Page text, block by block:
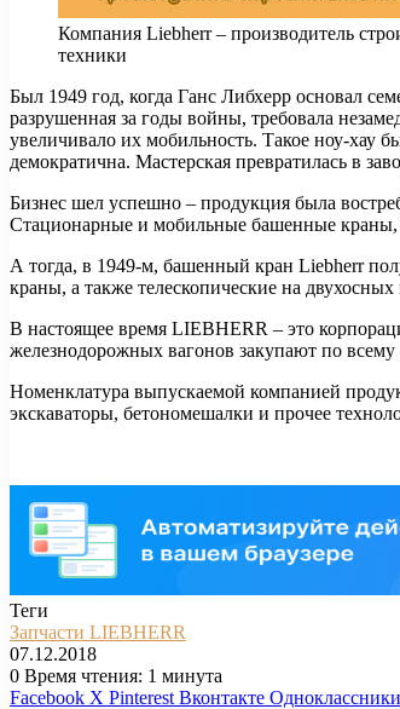
Компания Liebherr – производитель
техники
Был 1949 год, когда Ганс Либхерр основал
разрушенная за годы войны, требовала
увеличивало их мобильность. Такое ноу-хау
демократична. Мастерская превратилась в
Бизнес шел успешно – продукция была
Стационарные и мобильные башенные краны,
А тогда, в 1949-м, башенный кран Liebherr
краны, а также телескопические на
В настоящее время LIEBHERR – это
железнодорожных вагонов закупают по
Номенклатура выпускаемой компанией
экскаваторы, бетономешалки и прочее
Теги
Запчасти LIEBHERR
07.12.2018
0 Время чтения: 1 минута
Facebook X Pinterest Вконтакте Одноклассники